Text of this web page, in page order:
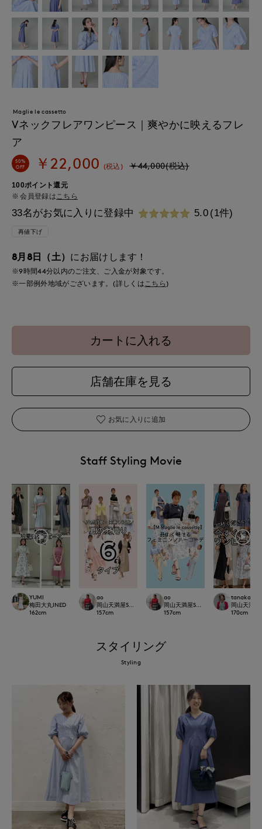
Maglie le cassetto
Vネックフレアワンピース｜爽やかに映えるフレ
ア
50%
OFF
￥22,000 (税込) ￥44,000(税込)
100ポイント還元
会員登録は こちら
33名がお気に入りに登録中 5.0 (1件)
再値下げ
8月8日（土） にお届けします！
※9時間44分以内のご注文、ご入金が対象です。
※一部例外地域がございます。(詳しくはこちら )
カートに入れる
店舗在庫を見る
お気に入りに追加
Staff Styling Movie
YUMI
梅田大丸INED
162cm
ao
岡山天満屋SUPERIORCLOSET
157cm
ao
岡山天満屋SUPERIORCLOSET
157cm
tanaka
岡山天満屋
170cm
スタイリング
Styling